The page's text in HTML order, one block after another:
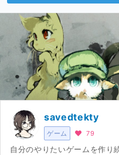
ゲーム
savedtekty
79
自分のやりたいゲームを作り